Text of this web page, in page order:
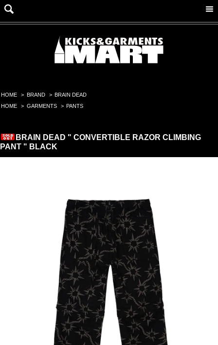
HOME > BRAND > BRAIN DEAD
HOME
> GARMENTS > PANTS
BRAIN DEAD " CONVERTIBLE RAZOR CLIMBING
PANT " BLACK